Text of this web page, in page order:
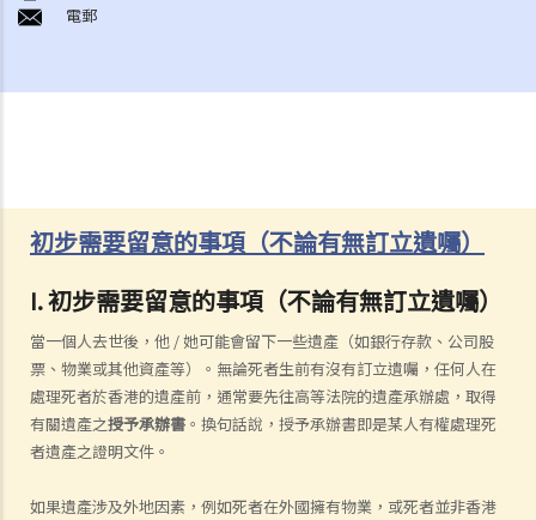
初步需要留意的事項（不論有無訂立遺囑）
I. 初步需要留意的事項（不論有無訂立遺囑）
當一個人去世後，他 / 她可能會留下一些遺產（如銀行存款、公司股
票、物業或其他資產等）。無論死者生前有沒有訂立遺囑，任何人在
處理死者於香港的遺產前，通常要先往高等法院的遺產承辦處，取得
有關遺產之授予承辦書 。換句話說，授予承辦書即是某人有權處理死
者遺產之證明文件。
如果遺產涉及外地因素，例如死者在外國擁有物業，或死者並非香港
電郵